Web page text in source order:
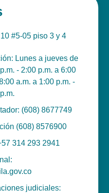
#5-05 piso 3 y 4
Lunes a jueves de
- 2:00 p.m. a 6:00
a.m. a 1:00 p.m. -
(608) 8677749
(608) 8576900
314 293 2941
judiciales: